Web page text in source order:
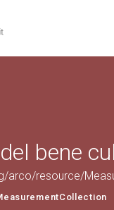
bene
arco/resource/